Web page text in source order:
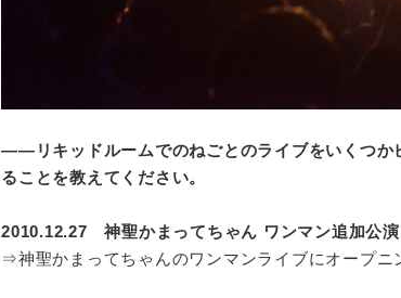
――リキッドルームでのねごとのライブをいくつか
ることを教えてください。
2010.12.27 神聖かまってちゃん ワンマン追加公演
⇒神聖かまってちゃんのワンマンライブにオープニ